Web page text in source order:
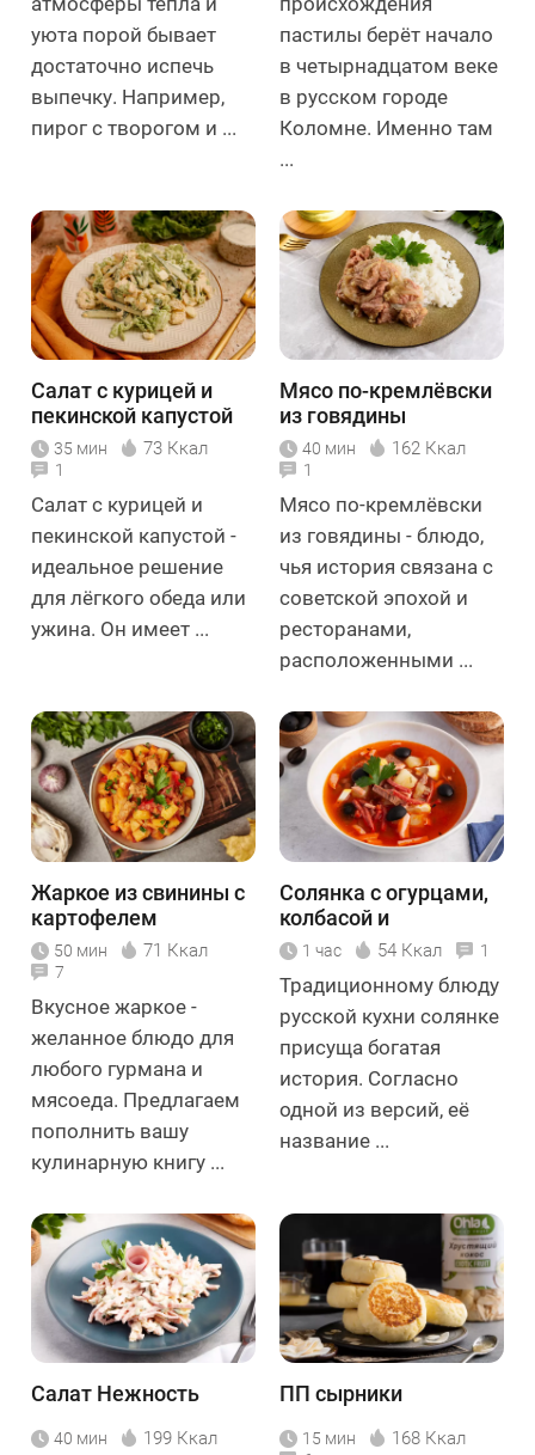
уюта порой бывает
достаточно испечь
выпечку. Например,
пирог с творогом и ...
пастилы берёт начало
в четырнадцатом веке
в русском городе
Коломне. Именно там
...
Салат с курицей и
пекинской капустой
35 мин 73 Ккал
1
Салат с курицей и
пекинской капустой -
идеальное решение
для лёгкого обеда или
ужина. Он имеет ...
Мясо по-кремлёвски
из говядины
40 мин 162 Ккал
1
Мясо по-кремлёвски
из говядины - блюдо,
чья история связана с
советской эпохой и
ресторанами,
расположенными ...
Жаркое из свинины с
картофелем
50 мин 71 Ккал
7
Вкусное жаркое -
желанное блюдо для
любого гурмана и
мясоеда. Предлагаем
пополнить вашу
кулинарную книгу ...
Солянка с огурцами,
колбасой и
картошкой
1 час 54 Ккал 1
Традиционному блюду
русской кухни солянке
присуща богатая
история. Согласно
одной из версий, её
название ...
Салат Нежность
40 мин 199 Ккал
ПП сырники
15 мин 168 Ккал